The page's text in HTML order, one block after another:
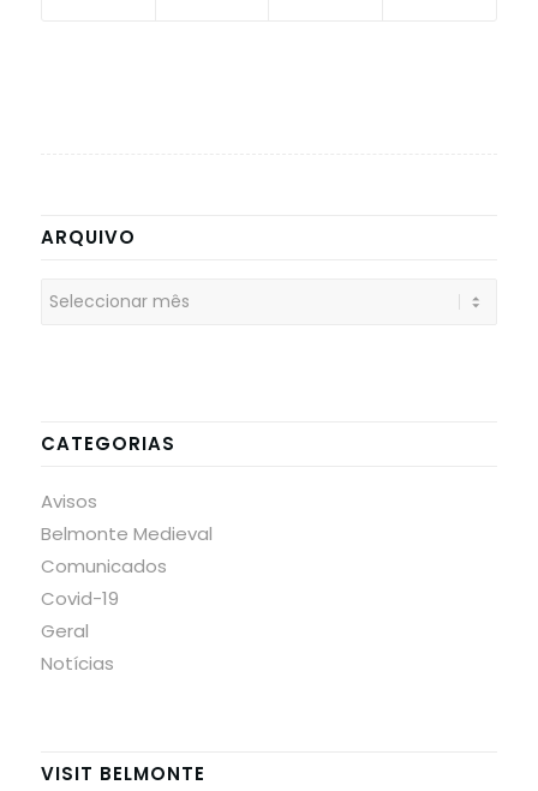
ARQUIVO
CATEGORIAS
Avisos
Belmonte Medieval
Comunicados
Covid-19
Geral
Notícias
VISIT BELMONTE